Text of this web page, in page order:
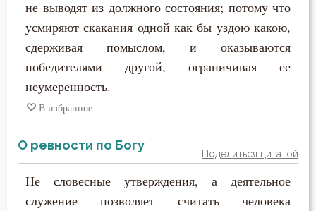
Ум
Христос
Хула
Целомудрие
Церковь
не выводят из должного состояния; потому что
усмиряют скакания одной как бы уздою какою,
сдерживая помыслом, и оказываются
победителями другой, ограничивая ее
неумеренность.
В избранное
О ревности по Богу
Поделиться цитатой
Не словесные утверждения, а деятельное
служение позволяет считать человека